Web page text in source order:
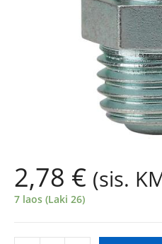
2,78 € (sis.
7 laos (Laki 26)